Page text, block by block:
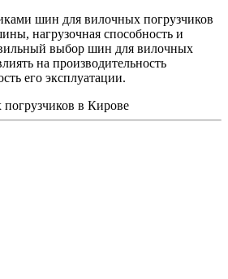
шин для вилочных погрузчиков
нагрузочная способность и
выбор шин для вилочных
на производительность
его эксплуатации.